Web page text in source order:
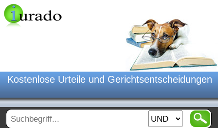
Kostenlose Urteile und Gerichtsentscheidungen